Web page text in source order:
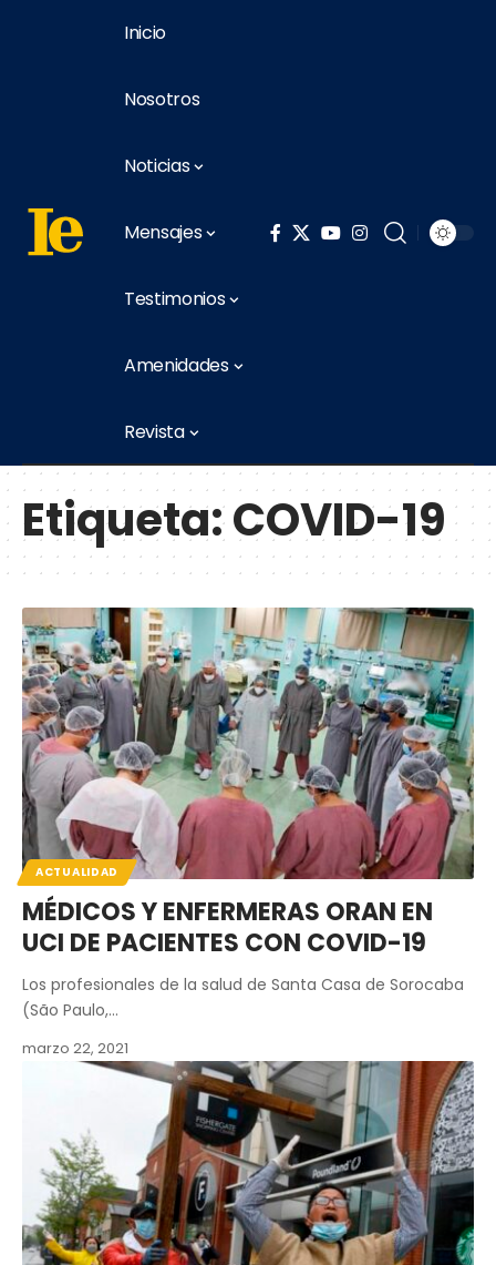
Inicio
Nosotros
Noticias
Mensajes
Testimonios
Amenidades
Revista
Etiqueta:COVID-19
ACTUALIDAD
MÉDICOS Y ENFERMERAS ORAN EN
UCI DE PACIENTES CON COVID-19
Los profesionales de la salud de Santa Casa de Sorocaba
(São Paulo,…
marzo 22, 2021